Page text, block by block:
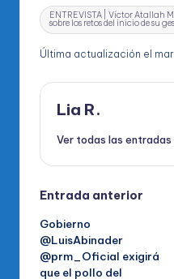
Etiquetas:
ENTREVISTA | Víctor Atallah
sobre los retos del inicio de su
Última actualización el
Lia R.
Ver todas las entradas
Navegación
de
entradas
Entrada anterior
Gobierno
@LuisAbinader
@prm_Oficial exigirá
que el pollo del